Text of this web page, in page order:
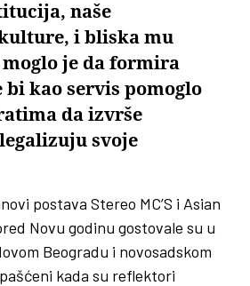
naše
i bliska mu
je da formira
bi kao servis pomoglo
da izvrše
svoje
postava Stereo MC’S i Asian
Novu godinu gostovale su u
Beogradu i novosadskom
kada su reflektori